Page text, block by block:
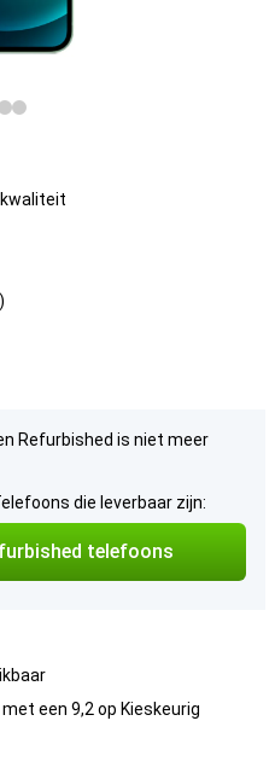
Refurbished is niet meer
die leverbaar zijn:
telefoons
een 9,2 op Kieskeurig